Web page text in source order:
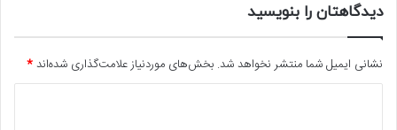
دیدگاهتان را بنویسید
نشانی ایمیل شما منتشر نخواهد شد. بخش‌های موردنیاز علامت‌گذاری شده‌اند*